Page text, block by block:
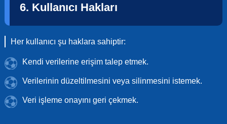
6. Kullanıcı Hakları
Her kullanıcı şu haklara sahiptir:
Kendi verilerine erişim talep etmek.
Verilerinin düzeltilmesini veya silinmesini istemek.
Veri işleme onayını geri çekmek.